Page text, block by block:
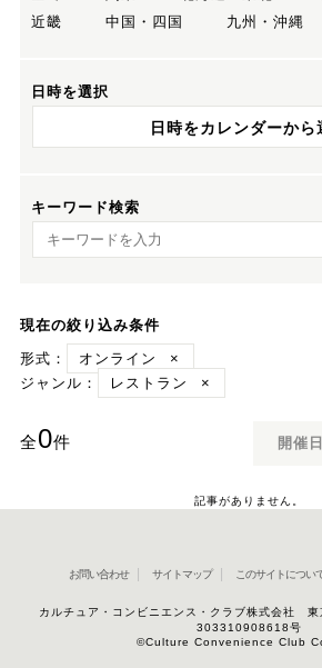
近畿
中国・四国 九州・沖縄
日時を選択
日時をカレンダーから
キーワード検索
キーワード検索
現在の絞り込み条件
形式：
オンライン
×
ジャンル：
レストラン ×
全0件 開催
記事がありません。
お問い合わせ サイトマップ このサイトについ
カルチュア・コンビニエンス・クラブ株式会社
303310908618号
©Culture Convenience Club